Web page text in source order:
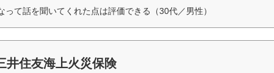
って話を聞いてくれた点は評価できる（30代／男性）
井住友海上火災保険